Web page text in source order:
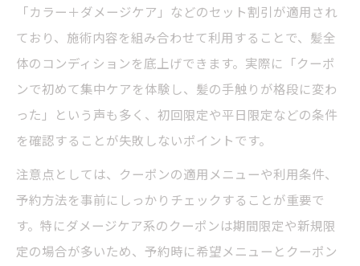
「カラー＋ダメージケア」などのセット割引が適用され
ており、施術内容を組み合わせて利用することで、髪全
体のコンディションを底上げできます。実際に「クーポ
ンで初めて集中ケアを体験し、髪の手触りが格段に変わ
った」という声も多く、初回限定や平日限定などの条件
を確認することが失敗しないポイントです。
注意点としては、クーポンの適用メニューや利用条件、
予約方法を事前にしっかりチェックすることが重要で
す。特にダメージケア系のクーポンは期間限定や新規限
定の場合が多いため、予約時に希望メニューとクーポン